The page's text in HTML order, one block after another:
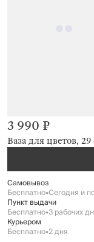
Ваза для цветов,
3 990 ₽
Самовывоз
Бесплатно•Сегодня и
Пункт выдачи
Бесплатно•3 рабочих
Курьером
Бесплатно•2 дня